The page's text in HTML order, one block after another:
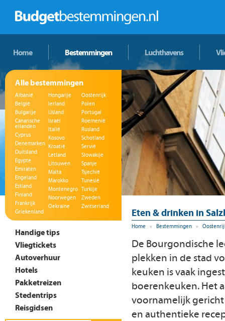
Home Bestemmingen Luchthavens
Alle bestemmingen
Albanië
België
Bulgarije
Canarische
eilanden
Cyprus
Denemarken
Duitsland
Egypte
Emiraten
Engeland
Estland
Finland
Frankrijk
Griekenland
Hongarije
Ierland
IJsland
Israël
Italië
Kosovo
Kroatië
Letland
Litouwen
Malta
Marokko
Montenegro
Noorwegen
Oekraïne
Oostenrijk
Polen
Portugal
Roemenië
Rusland
Schotland
Servië
Slowakije
Spanje
Tsjechië
Tunesië
Turkije
Zweden
Zwitserland
Handige tips
Vliegtickets
Autoverhuur
Hotels
Pakketreizen
Stedentrips
Reisgidsen
Eten & drinken in
Home » Bestemmingen »
De Bourgondische
plekken in de stad
keuken is vaak
boerenkeuken. Het
voornamelijk
en authentieke